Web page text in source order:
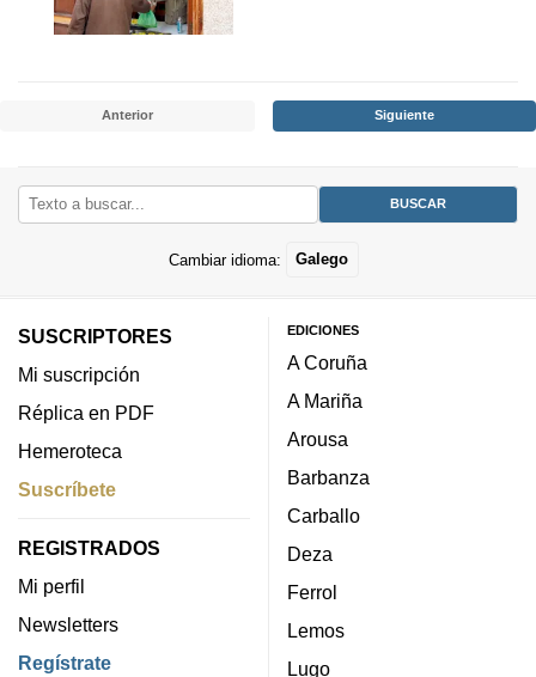
Anterior Siguiente
Cambiar idioma: Galego
SUSCRIPTORES
Mi suscripción
Réplica en PDF
Hemeroteca
Suscríbete
REGISTRADOS
Mi perfil
Newsletters
Regístrate
EDICIONES
A Coruña
A Mariña
Arousa
Barbanza
Carballo
Deza
Ferrol
Lemos
Lugo